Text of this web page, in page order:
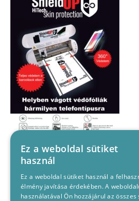
Ez a weboldal sütiket
használ
Ez a weboldal sütiket használ a
élmény javítása érdekében. A
használatával Ön hozzájárul az összes